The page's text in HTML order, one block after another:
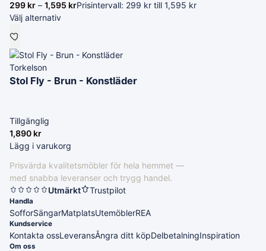
299 kr – 1,595 krPrisintervall: 299 kr till 1,595 kr
Välj alternativ
Torkelson
Stol Fly - Brun - Konstläder
Tillgänglig
1,890 kr
Lägg i varukorg
Prisvärda kvalitetsmöbler för hela hemmet —
med snabba leveranser och trygg handel.
Utmärkt
Trustpilot
Handla
SofforSängarMatplatsUtemöblerREA
Kundservice
Kontakta ossLeveransÅngra ditt köpDelbetalningInspiration
Om oss